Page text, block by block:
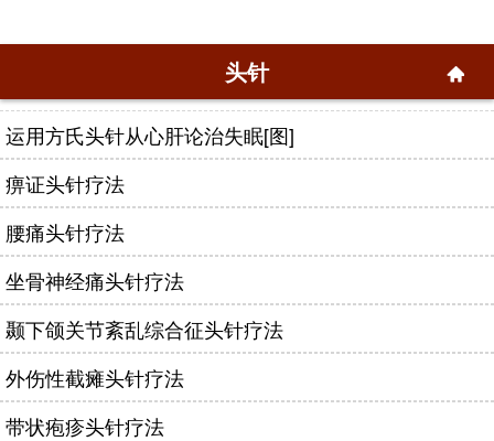
头针
运用方氏头针从心肝论治失眠[图]
痹证头针疗法
腰痛头针疗法
坐骨神经痛头针疗法
颞下颌关节紊乱综合征头针疗法
外伤性截瘫头针疗法
带状疱疹头针疗法